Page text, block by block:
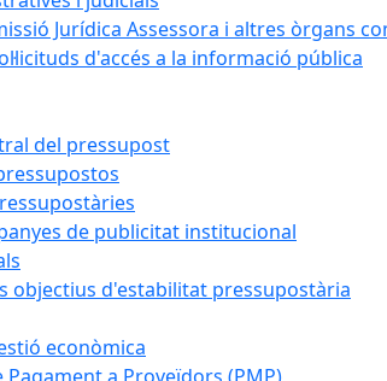
Jurídica Assessora i altres òrgans
d'accés a la informació pública
del pressupost
de publicitat institucional
objectius d'estabilitat pressupostària
econòmica